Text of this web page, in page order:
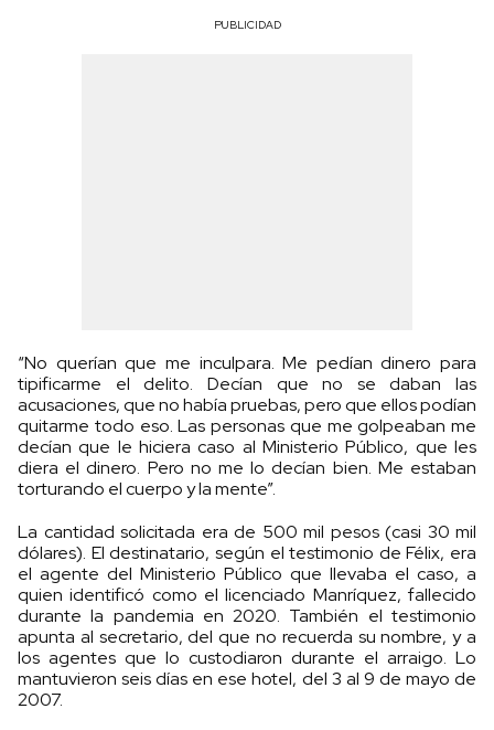
PUBLICIDAD
“No querían que me inculpara. Me pedían dinero para
tipificarme el delito. Decían que no se daban las
acusaciones, que no había pruebas, pero que ellos podían
quitarme todo eso. Las personas que me golpeaban me
decían que le hiciera caso al Ministerio Público, que les
diera el dinero. Pero no me lo decían bien. Me estaban
torturando el cuerpo y la mente”.
La cantidad solicitada era de 500 mil pesos (casi 30 mil
dólares). El destinatario, según el testimonio de Félix, era
el agente del Ministerio Público que llevaba el caso, a
quien identificó como el licenciado Manríquez, fallecido
durante la pandemia en 2020. También el testimonio
apunta al secretario, del que no recuerda su nombre, y a
los agentes que lo custodiaron durante el arraigo. Lo
mantuvieron seis días en ese hotel, del 3 al 9 de mayo de
2007.